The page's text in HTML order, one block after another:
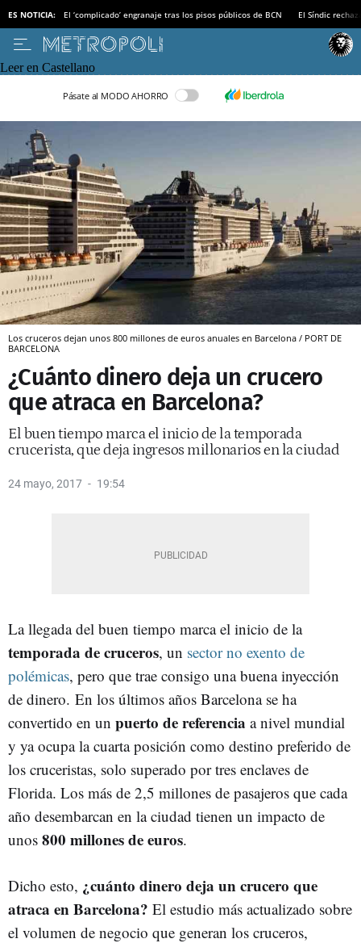
ES NOTICIA: El ‘complicado’ engranaje tras los pisos públicos de BCN El Síndic
Leer en Castellano
Pásate al MODO AHORRO
Los cruceros dejan unos 800 millones de euros anuales en Barcelona / PORT DE
BARCELONA
¿Cuánto dinero deja un crucero
que atraca en Barcelona?
El buen tiempo marca el inicio de la temporada
crucerista, que deja ingresos millonarios en la ciudad
24 mayo, 2017 19:54
La llegada del buen tiempo marca el inicio de la
temporada de cruceros, un sector no exento de
polémicas, pero que trae consigo una buena inyección
de dinero. En los últimos años Barcelona se ha
convertido en un puerto de referencia a nivel mundial
y ya ocupa la cuarta posición como destino preferido de
los cruceristas, solo superado por tres enclaves de
Florida. Los más de 2,5 millones de pasajeros que cada
año desembarcan en la ciudad tienen un impacto de
unos 800 millones de euros.
Dicho esto, ¿cuánto dinero deja un crucero que
atraca en Barcelona? El estudio más actualizado sobre
el volumen de negocio que generan los cruceros,